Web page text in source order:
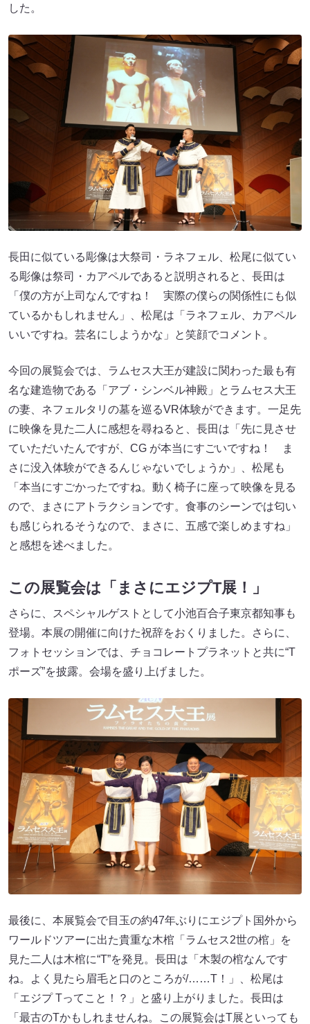
した。
長田に似ている彫像は大祭司・ラネフェル、松尾に似てい
る彫像は祭司・カアペルであると説明されると、長田は
「僕の方が上司なんですね！ 実際の僕らの関係性にも似
ているかもしれません」、松尾は「ラネフェル、カアペル
いいですね。芸名にしようかな」と笑顔でコメント。
今回の展覧会では、ラムセス大王が建設に関わった最も有
名な建造物である「アブ・シンベル神殿」とラムセス大王
の妻、ネフェルタリの墓を巡るVR体験ができます。一足先
に映像を見た二人に感想を尋ねると、長田は「先に見させ
ていただいたんですが、CG が本当にすごいですね！ ま
さに没入体験ができるんじゃないでしょうか」、松尾も
「本当にすごかったですね。動く椅子に座って映像を見る
ので、まさにアトラクションです。食事のシーンでは匂い
も感じられるそうなので、まさに、五感で楽しめますね」
と感想を述べました。
この展覧会は「まさにエジプT展！」
さらに、スペシャルゲストとして小池百合子東京都知事も
登場。本展の開催に向けた祝辞をおくりました。さらに、
フォトセッションでは、チョコレートプラネットと共に“T
ポーズ”を披露。会場を盛り上げました。
最後に、本展覧会で目玉の約47年ぶりにエジプト国外から
ワールドツアーに出た貴重な木棺「ラムセス2世の棺」を
見た二人は木棺に“T”を発見。長田は「木製の棺なんです
ね。よく見たら眉毛と口のところが/……T！」、松尾は
「エジプ Tってこと！？」と盛り上がりました。長田は
「最古のTかもしれませんね。この展覧会はT展といっても